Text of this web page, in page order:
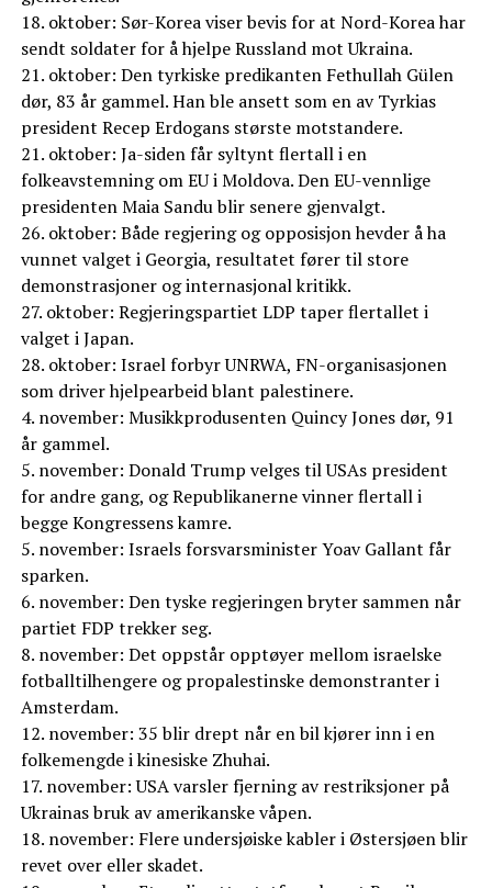
18. oktober: Sør-Korea viser bevis for at Nord-Korea har
sendt soldater for å hjelpe Russland mot Ukraina.
21. oktober: Den tyrkiske predikanten Fethullah Gülen
dør, 83 år gammel. Han ble ansett som en av Tyrkias
president Recep Erdogans største motstandere.
21. oktober: Ja-siden får syltynt flertall i en
folkeavstemning om EU i Moldova. Den EU-vennlige
presidenten Maia Sandu blir senere gjenvalgt.
26. oktober: Både regjering og opposisjon hevder å ha
vunnet valget i Georgia, resultatet fører til store
demonstrasjoner og internasjonal kritikk.
27. oktober: Regjeringspartiet LDP taper flertallet i
valget i Japan.
28. oktober: Israel forbyr UNRWA, FN-organisasjonen
som driver hjelpearbeid blant palestinere.
4. november: Musikkprodusenten Quincy Jones dør, 91
år gammel.
5. november: Donald Trump velges til USAs president
for andre gang, og Republikanerne vinner flertall i
begge Kongressens kamre.
5. november: Israels forsvarsminister Yoav Gallant får
sparken.
6. november: Den tyske regjeringen bryter sammen når
partiet FDP trekker seg.
8. november: Det oppstår opptøyer mellom israelske
fotballtilhengere og propalestinske demonstranter i
Amsterdam.
12. november: 35 blir drept når en bil kjører inn i en
folkemengde i kinesiske Zhuhai.
17. november: USA varsler fjerning av restriksjoner på
Ukrainas bruk av amerikanske våpen.
18. november: Flere undersjøiske kabler i Østersjøen blir
revet over eller skadet.